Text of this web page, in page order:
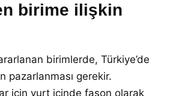
birime ilişkin
birimlerde, Türkiye’de
pazarlanması gerekir.
için yurt içinde fason olarak